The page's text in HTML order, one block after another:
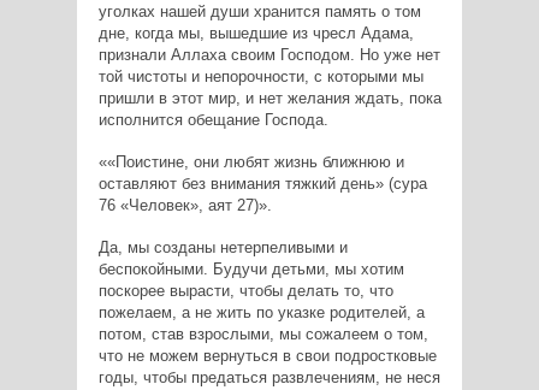
уголках нашей души хранится память о том
дне, когда мы, вышедшие из чресл Адама,
признали Аллаха своим Господом. Но уже нет
той чистоты и непорочности, с которыми мы
пришли в этот мир, и нет желания ждать, пока
исполнится обещание Господа.
«Поистине, они любят жизнь ближнюю и
оставляют без внимания тяжкий день» (сура
76 «Человек», аят 27) .
Да, мы созданы нетерпеливыми и
беспокойными. Будучи детьми, мы хотим
поскорее вырасти, чтобы делать то, что
пожелаем, а не жить по указке родителей, а
потом, став взрослыми, мы сожалеем о том,
что не можем вернуться в свои подростковые
годы, чтобы предаться развлечениям, не неся